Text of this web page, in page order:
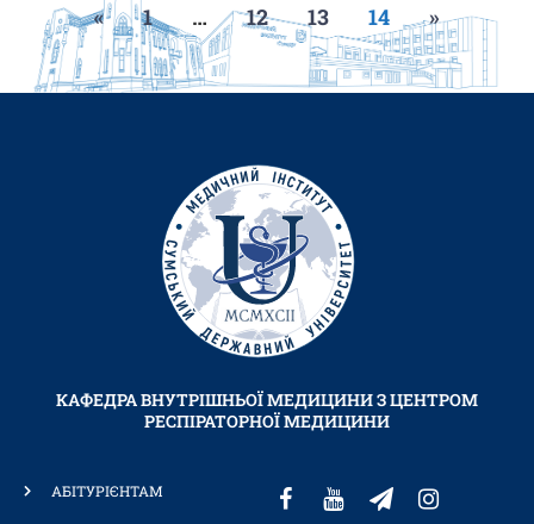
« 1 … 12 13 14 »
КАФЕДРА ВНУТРІШНЬОЇ МЕДИЦИНИ З ЦЕНТРОМ
РЕСПІРАТОРНОЇ МЕДИЦИНИ
АБІТУРІЄНТАМ